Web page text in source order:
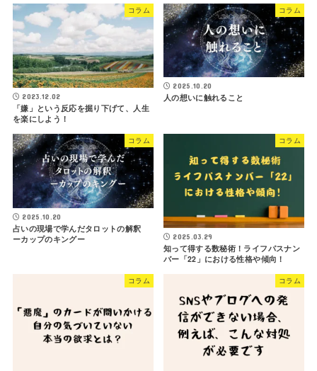
コラム
2023.12.02
「嫌」という反応を掘り下げて、人生
を楽にしよう！
コラム
2025.10.20
人の想いに触れること
コラム
2025.10.20
占いの現場で学んだタロットの解釈
ーカップのキングー
コラム
2025.03.29
知って得する数秘術！ライフパスナン
バー「22」における性格や傾向！
コラム コラム